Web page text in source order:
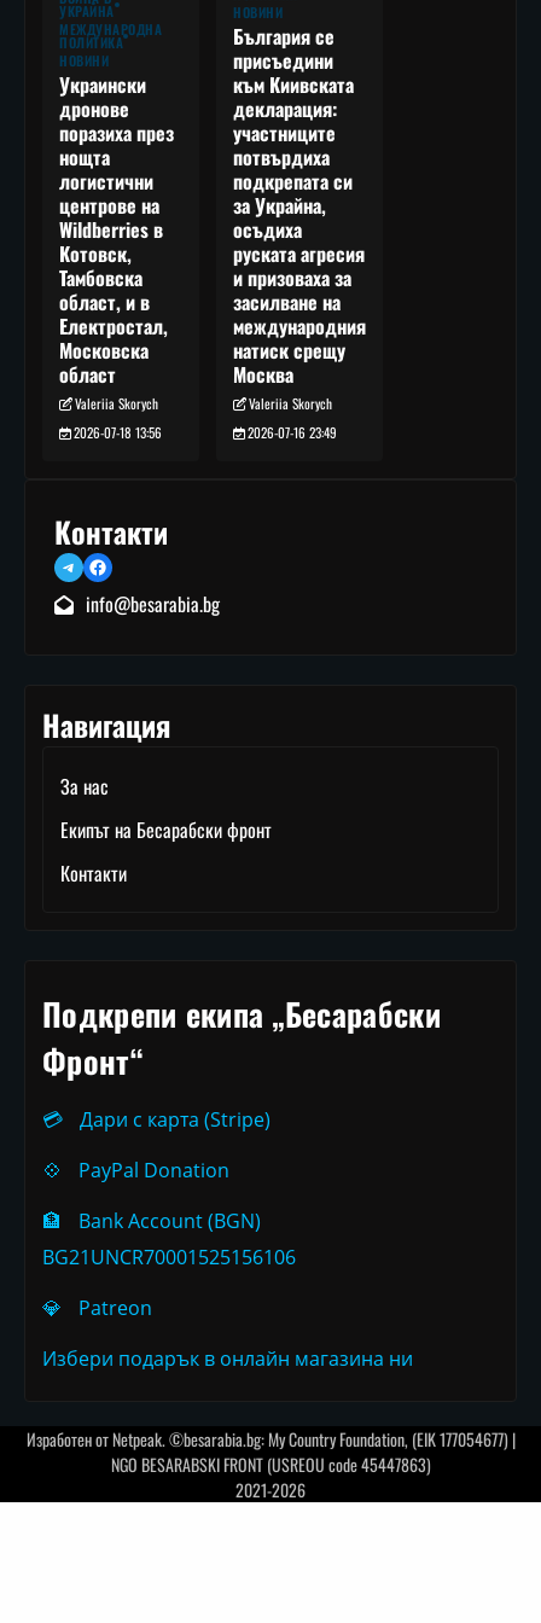
УКРАЙНА
МЕЖДУНАРОДНА
ПОЛИТИКА
НОВИНИ
Украински
дронове
поразиха през
нощта
логистични
центрове на
Wildberries в
Котовск,
Тамбовска
област, и в
Електростал,
Московска
област
Valeriia Skorych
2026-07-18 13:56
НОВИНИ
България се
присъедини
към Киивската
декларация:
участниците
потвърдиха
подкрепата си
за Украйна,
осъдиха
руската агресия
и призоваха за
засилване на
международния
натиск срещу
Москва
Valeriia Skorych
2026-07-16 23:49
Контакти
TelegramFacebook
info@besarabia.bg
Навигация
За нас
Екипът на Бесарабски фронт
Контакти
Подкрепи екипа „Бесарабски
Фронт“
💳
Дари с карта (Stripe)
💠
PayPal Donation
🏦
Bank Account (BGN)
BG21UNCR70001525156106
💎
Patreon
Избери подарък в онлайн магазина ни
Изработен отNetpeak. ©besarabia.bg: My Country Foundation, (EIK 177054677) |
NGO BESARABSKI FRONT (USREOU code 45447863)
2021-2026